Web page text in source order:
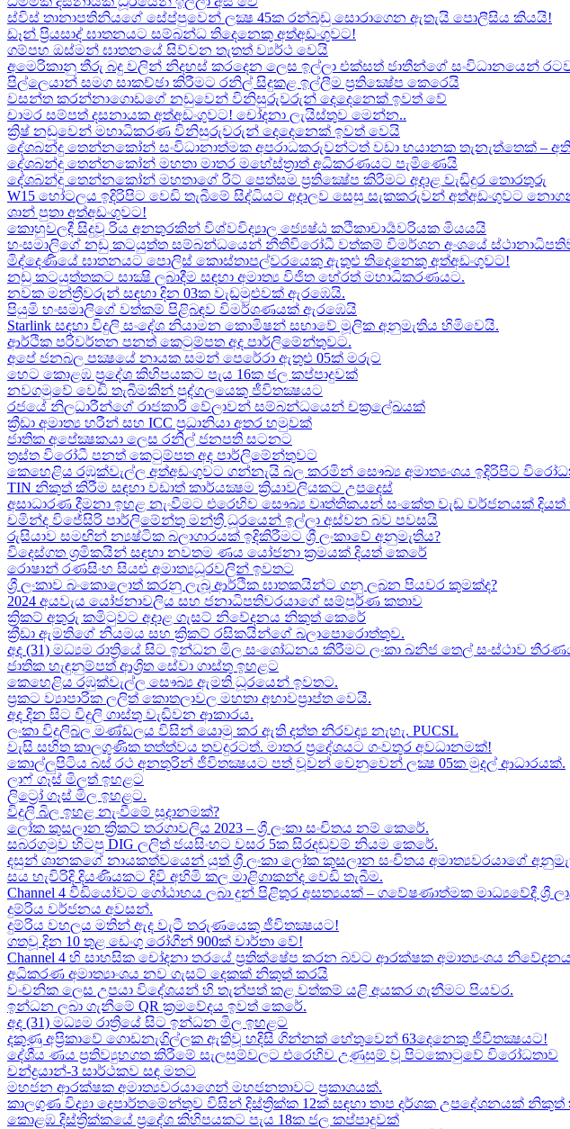
ස්විස් තානාපතිනියගේ සේප්පුවෙන් ලක්‍ෂ 45ක රන්බඩු සොරාගෙන ඇතැයි පොලීසිය කියයි!
ඩෑන් ප්‍රියසාද් ඝාතනයට සම්බන්ධ තිදෙනෙකු අත්අඩංගුවට​!
ගම්පහ ඔස්මන් ඝාතනයේ සිව්වන තැතත් ව්‍යර්ථ වෙයි
අමෙරිකානු තීරු බදු වලින් නිදහස් කරදෙන ලෙස ඉල්ලා එක්සත් ජාතීන්ගේ සංවිධානයෙන්
පිල්ලෙයාන් සමග සාකච්ඡා කිරීමට රනිල් සිදුකළ ඉල්ලීම ප්‍රතික්‍ෂේප කෙරෙයි
වසන්ත කරන්නාගොඩගේ නඩුවෙන් විනිසුරුවරුන් දෙදෙනෙක් ඉවත් වේ
චාමර සම්පත් දසනායක අත්අඩංගුවට​! චෝදනා ලැයිස්තුව මෙන්න​..
ක්‍රිෂ් නඩුවෙන් මහාධිකරණ විනිසුරුවරුන් දෙදෙනෙක් ඉවත් වෙයි
දේශබන්දු තෙන්නකෝන් සංවිධානාත්මක අපරාධකරුවන්ටත් වඩා භයානක තැනැත්තෙක් –
දේශබන්දු තෙන්නකෝන් මහතා මාතර මහේස්ත්‍රාත් අධිකරණයට පැමිණෙයි
දේශබන්දු තෙන්නකෝන් මහතාගේ රිට් පෙත්සම ප්‍රතික්‍ෂේප කිරීමට අදාළ වැඩිදුර තොරතුරු
W15 හෝටලය ඉදිරිපිට වෙඩි තැබීමේ සිද්ධියට අදාලව​ සෙසු සැකකරුවන් අත්අඩංගුවට
ශාන් පුතා අත්අඩංගුවට!
කොහුවලදී සිදුවූ රිය අනතුරකින් විශ්වවිද්‍යාල ජ්‍යෙෂ්ඨ කථිකාචාර්‍යවරියක මියයයි
හංසමාලිගේ නඩු කටයුත්ත සම්බන්ධයෙන් නීතිවිරෝධී වත්කම් විමර්ශන අංශයේ
මිද්දෙණියේ ඝාතනයට පොලිස් කොස්තාපල්වරයෙකු ඇතුළු තිදෙනෙකු අත්අඩංගුවට​!
නඩු කටයුත්තකට සාක්‍ෂි ලබාදීම සඳහා අමාත්‍ය විජිත හේරත් මහාධිකරණයට​.
නවක මන්ත්‍රීවරුන් සඳහා දින 03ක වැඩමුළුවක් ඇරඹෙයි.
පියුමි හංසමාලිගේ වත්කම් පිළිබඳව විමර්ශණයක් ඇරඹෙයි
Starlink සඳහා විදුලි සංදේශ නියාමන කොමිෂන් සභාවේ මූලික අනුමැතිය හිමිවෙයි.
ආර්ථික පරිවර්තන පනත් කෙටුම්පත අද පාර්ලිමේන්තුවට.
අපේ ජනබල පක්‍ෂයේ නායක සමන් පෙරේරා ඇතුළු 05ක් මරුට​
හෙට කොළඹ ප්‍රදේශ කිහිපයකට පැය 16ක ජල කප්පාදුවක්
නවගමුවේ වෙඩි තැබීමකින් පුද්ගලයෙකු ජීවිතක්‍ෂයට​
රජයේ නිලධාරීන්ගේ රාජකාරි වේලාවන් සම්බන්ධයෙන් චක්‍රලේඛයක්
ක්‍රීඩා අමාත්‍ය හරීන් සහ​ ICC ප්‍රධානියා අතර හමුවක්
ජාතික අපේක්‍ෂකයා ලෙස රනිල් ජනපති සටනට​
ත්‍රස්ත විරෝධී පනත් කෙටුම්පත අද පාර්ලිමේන්තුවට​
කෙහෙළිය රඹුක්වැල්ල අත්අඩංගුවට ගන්නැයි බල කරමින් සෞඛ්‍ය අමාත්‍යංශය ඉදිරිපිට
TIN නිකුත් කිරීම සඳහා වඩාත් කාර්යක්‍ෂම ක්‍රියාවලියකට උපදෙස්
අසාධාරණ දීමනා ඉහළ නැංවීමට එරෙහිව සෞඛ්‍ය වෘත්තිකයන් සංකේත වැඩ වර්ජනයක් දියත්
චමින්ද විජේසිරි පාර්ලිමේන්තු මන්ත්‍රී ධූරයෙන් ඉල්ලා අස්වන බව පවසයි
රුසියාව සමඟින් න්‍යෂ්ටික බලාගාරයක් ඉදිකිරීමට ශ්‍රී ලංකාවේ අනුමැතිය?
විදෙස්ගත ශ්‍රමිකයින් සඳහා නවතම ණය යෝජනා ක්‍රමයක් දියත් කෙරේ
රොෂාන් රණසිංහ සියළු අමාත්‍යධූරවලින් ඉවතට​
ශ්‍රී ලංකාව බංකොලොත් කරනු ලැබූ ආර්ථික ඝාතකයින්ට ගනු ලබන පියවර කුමක්ද​?
2024 අයවැය යෝජනාවලිය​ සහ ජනාධිපතිවරයාගේ සම්පූර්ණ කතාව​
ක්‍රිකට් අතුරු කමිටුවට අදාළ ගැසට් නිවේදනය නිකුත් කෙරේ
ක්‍රීඩා ඇමතිගේ නියමය​ සහ ක්‍රිකට් රසිකයින්ගේ බලාපොරොත්තුව.
අද (31) මධ්‍යම රාත්‍රියේ සිට ඉන්ධන මිල සංශෝධනය කිරීමට ලංකා ඛනිජ තෙල් සංස්ථාව
ජාතික හැඳුනුම්පත් ආශ්‍රිත සේවා ගාස්තු ඉහළට
කෙහෙළිය රඹුක්වැල්ල සෞඛ්‍ය ඇමති ධූරයෙන් ඉවතට​.
ප්‍රකට ව්‍යාපාරික ලලිත් කොතලාවල මහතා අභාවප්‍රාප්ත වෙයි.
අද දින​ සිට විදුලි ගාස්තු වැඩිවන ආකාරය​.
ලංකා විදුලිබල මණ්ඩලය විසින් යොමු කර ඇති දත්ත නිරවද්‍ය නැහැ. PUCSL
වැසි සහිත කාලගුණික තත්ත්වය තවදුරටත්. මාතර ප්‍රදේශයට ගංවතුර අවධානමක්!
කොල්ලුපිටිය බස් රථ අනතුරින් ජීවිතක්‍ෂයට පත් වූවන් වෙනුවෙන් ලක්‍ෂ 05ක​ මුදල් ආධාරයක්​.
ලාෆ් ගෑස් මිලත් ඉහළට​
ලිට්‍රෝ ගෑස් මිල​ ඉහළට​.
විදුලි බිල ඉහළ නැංවීමේ සූදානමක්?
ලෝක කුසලාන ක්‍රිකට් තරගාවලිය 2023 – ශ්‍රී ලංකා සංචිතය නම් කෙරේ​.
සබරගමුව හිටපු DIG ලලිත් ජයසිංහට වසර 5ක සිරදඬුවම් නියම කෙරේ.
දසුන් ශානකගේ නායකත්වයෙන් යුත් ශ්‍රී ලංකා ලෝක කුසලාන සංචිතය අමාත්‍යවරයාගේ
සය හැවිරිදි දියණියකට දිවි අහිමි කල මාළිගාකන්ද වෙඩි තැබීම​.
Channel 4 වීඩියෝවට ගෝඨාභය ලබා දුන් පිළිතුර අසත්‍යයක් – ගවේෂණාත්මක මාධ්‍යවේදී ශ්‍රී
දුම්රිය වර්ජනය අවසන්.
දුම්රිය වහලය මතින් ඇද​ වැටී තරුණයෙකු ජීවිතක්‍ෂයට​!
ගතවූ දින 10 තුළ ඩෙංගු රෝගීන් 900ක් වාර්තා වේ!
Channel 4 හි සාහසික චෝදනා තරයේ ප්‍රතික්ෂේප කරන බවට ආරක්ෂක අමාත්‍යංශය
අධිකරණ අමාත්‍යාංශය නව ගැසට් දෙකක් නිකුත් කරයි
වංචනික ලෙස උපයා විදේශයන් හි තැන්පත් කළ​ වත්කම් යළි අයකර ගැනීමට පියවර​.
ඉන්ධන ලබා ගැනීමේ QR ක්‍රමවේදය ඉවත් කෙරේ.
අද (31) මධ්‍යම රාත්‍රියේ සිට ඉන්ධන මිල ඉහළට
දකුණු අප්‍රිකාවේ ගොඩනැගිල්ලක ඇතිවූ හදිසි ගින්නක් හේතුවෙන් 63දෙනෙකු ජීවිතක්‍ෂයට​!
දේශීය​ ණය ප්‍රතිව්‍යුහගත කිරීමේ සැලසුම්වලට එරෙහිව උණුසුම් වූ පිටකොටුවේ විරෝධතාව
චන්ද්‍රයාන්-3 සාර්ථකව සඳ මතට​
මහජන ආරක්ෂක අමාත්‍යවරයාගෙන් මහජනතාවට ප්‍රකාශයක්.
කාලගුණ විද්‍යා දෙපාර්තමේන්තුව විසින් දිස්ත්‍රික්ක 12ක් සඳහා තාප දර්ශක උපදේශනයක් නිකුත්
කොළඹ දිස්ත්‍රික්කයේ ප්‍රදේශ කිහිපයකට පැය 18ක ජල කප්පාදුවක්